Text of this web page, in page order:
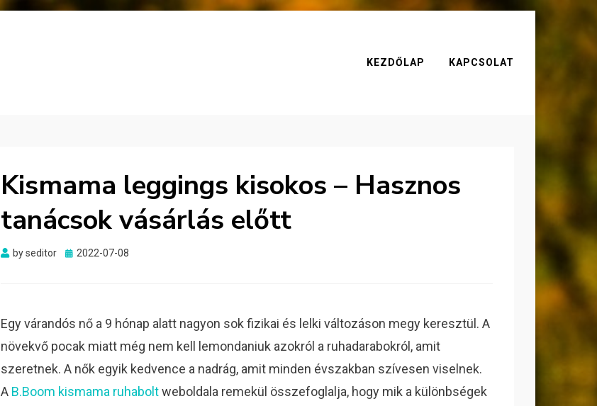
KEZDŐLAP KAPCSOLAT
Kismama leggings kisokos – Hasznos
tanácsok vásárlás előtt
byseditor
Posted
2022-07-08
Egy várandós nő a 9 hónap alatt nagyon sok fizikai és lelki változáson megy keresztül. A
növekvő pocak miatt még nem kell lemondaniuk azokról a ruhadarabokról, amit
szeretnek. A nők egyik kedvence a nadrág, amit minden évszakban szívesen viselnek.
A B.Boom kismama ruhaboltweboldala remekül összefoglalja, hogy mik a különbségek